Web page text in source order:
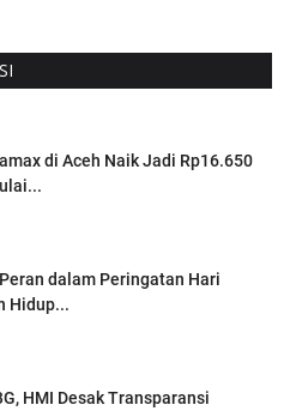
di Aceh Naik Jadi Rp16.650
dalam Peringatan Hari
Hidup...
HMI Desak Transparansi